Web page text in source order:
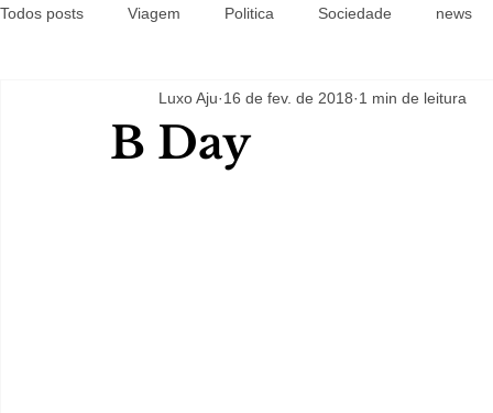
Todos posts Viagem Politica Sociedade news
B Day
Luxo Aju 16 de fev. de 2018 1 min de leitura